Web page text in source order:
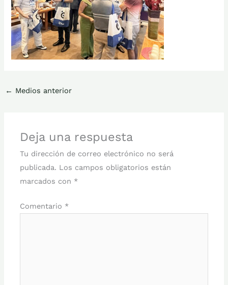
← Medios anterior
Deja una respuesta
Tu dirección de correo electrónico no será
publicada. Los campos obligatorios están
marcados con *
Comentario *